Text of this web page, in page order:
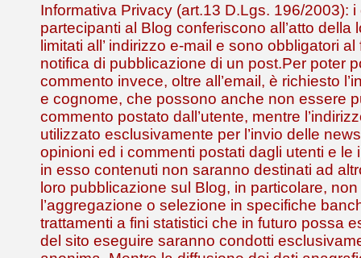
Informativa Privacy (art.13 D.Lgs. 196/2003): i
partecipanti al Blog conferiscono all’atto della
limitati all’ indirizzo e-mail e sono obbligatori
notifica di pubblicazione di un post.Per poter
commento invece, oltre all’email, è richiesto
e cognome, che possono anche non essere
commento postato dall’utente, mentre
utilizzato esclusivamente per l’invio delle
opinioni ed i commenti postati dagli utenti e le
in esso contenuti non saranno destinati ad
loro pubblicazione sul Blog, in particolare,
l’aggregazione o selezione in specifiche
trattamenti a fini statistici che in futuro possa
del sito eseguire saranno condotti